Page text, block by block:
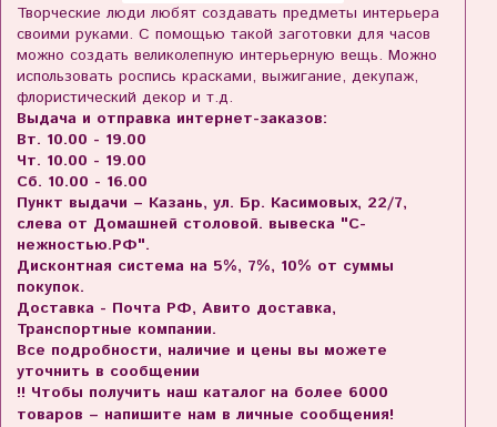
Творческие люди любят создавать предметы интерьера
своими руками. С помощью такой заготовки для часов
можно создать великолепную интерьерную вещь. Можно
использовать роспись красками, выжигание, декупаж,
флористический декор и т.д.
Выдача и отправка интернет-заказов:
Вт. 10.00 - 19.00
Чт. 10.00 - 19.00
Сб. 10.00 - 16.00
Пункт выдачи – Казань, ул. Бр. Касимовых, 22/7,
слева от Домашней столовой. вывеска "С-
нежностью.РФ".
Дисконтная система на 5%, 7%, 10% от суммы
покупок.
Доставка - Почта РФ, Авито доставка,
Транспортные компании.
Все подробности, наличие и цены вы можете
уточнить в сообщении
!! Чтобы получить наш каталог на более 6000
товаров – напишите нам в личные сообщения!